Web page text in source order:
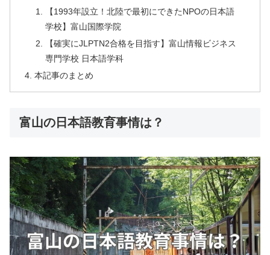
【1993年設立！北陸で最初にできたNPOの日本語
学校】富山国際学院
【確実にJLPTN2合格を目指す】富山情報ビジネス
専門学校 日本語学科
本記事のまとめ
富山の日本語教育事情は？